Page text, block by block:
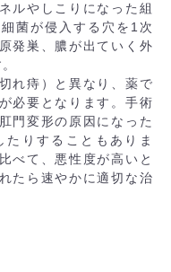
ルやしこりになった組
菌が侵入する穴を1次
発巣、膿が出ていく外
れ痔）と異なり、薬で
必要となります。手術
門変形の原因になった
たりすることもありま
べて、悪性度が高いと
たら速やかに適切な治